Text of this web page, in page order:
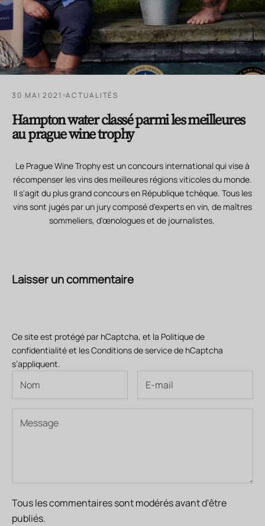
30 MAI 2021 ACTUALITÉS
Hampton water classé parmi les meilleures
au prague wine trophy
Le Prague Wine Trophy est un concours international qui vise à
récompenser les vins des meilleures régions viticoles du monde.
Il s'agit du plus grand concours en République tchèque. Tous les
vins sont jugés par un jury composé d'experts en vin, de maîtres
sommeliers, d'œnologues et de journalistes.
Laisser un commentaire
Ce site est protégé par hCaptcha, et la Politique de
confidentialitéet lesConditions de servicede hCaptcha
s’appliquent.
Tous les commentaires sont modérés avant d'être
publiés.